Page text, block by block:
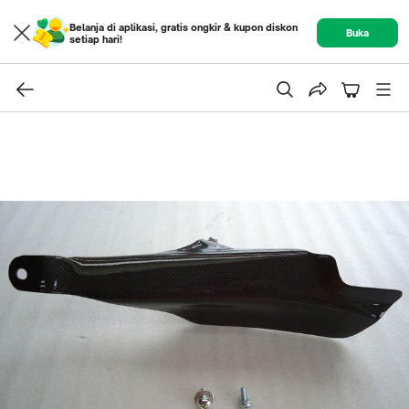
Belanja di aplikasi, gratis ongkir & kupon diskon
setiap hari!
Buka